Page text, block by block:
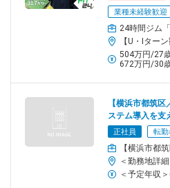
な資格取得を推奨しているので、設
店舗によって異なりますが、1店舗
★女性マネジャーも活躍中！
■男女比：アルバイト男女比／5：5
業種未経験歓迎
504万円/27
672万円/30歳
【横浜市都筑
ステム導入を支
ジュール等
正社員 転勤